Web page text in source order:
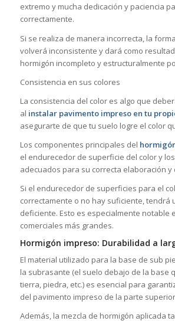
extremo y mucha dedicación y paciencia
correctamente.
Si se realiza de manera incorrecta, la
volverá inconsistente y dará como
hormigón incompleto y estructuralmente
Consistencia en sus colores
La consistencia del color es algo que
al instalar pavimento impreso en tu
asegurarte de que tu suelo logre el color
Los componentes principales del
el endurecedor de superficie del color y
adecuados para su correcta elaboración y
Si el endurecedor de superficies para el
correctamente o no hay suficiente, tendrá
deficiente. Esto es especialmente notable
comerciales más grandes.
Hormigón impreso: Durabilidad a
El material utilizado para la base de sub
la subrasante (el suelo debajo de la base
tierra, piedra, etc.) es esencial para
del pavimento impreso de la parte
Además, la mezcla de hormigón aplicada